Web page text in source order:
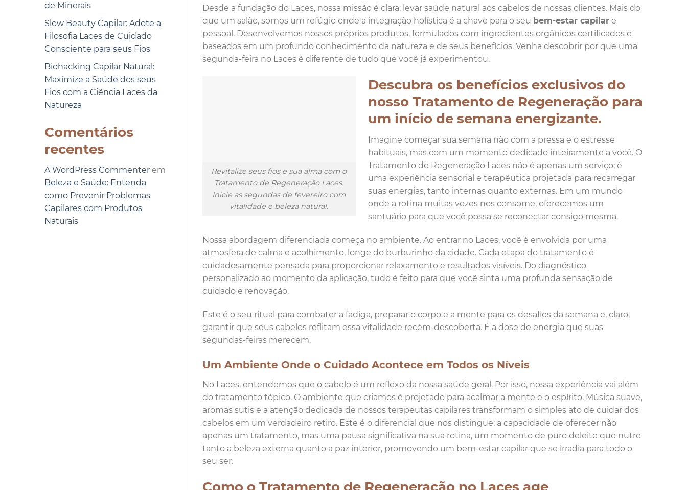
de Minerais
Slow Beauty Capilar: Adote a
Filosofia Laces de Cuidado
Consciente para seus Fios
Biohacking Capilar Natural:
Maximize a Saúde dos seus
Fios com a Ciência Laces da
Natureza
Comentários
recentes
A WordPress Commenter em
Beleza e Saúde: Entenda
como Prevenir Problemas
Capilares com Produtos
Naturais
Desde a fundação do Laces, nossa missão é clara: levar saúde natural aos cabelos de nossas clientes. Mais do
que um salão, somos um refúgio onde a integração holística é a chave para o seu bem-estar capilare
pessoal. Desenvolvemos nossos próprios produtos, formulados com ingredientes orgânicos certificados e
baseados em um profundo conhecimento da natureza e de seus benefícios. Venha descobrir por que uma
segunda-feira no Laces é diferente de tudo que você já experimentou.
Revitalize seus fios e sua alma com o
Tratamento de Regeneração Laces.
Inicie as segundas de fevereiro com
vitalidade e beleza natural.
Descubra os benefícios exclusivos do
nosso Tratamento de Regeneração para
um início de semana energizante.
Imagine começar sua semana não com a pressa e o estresse
habituais, mas com um momento dedicado inteiramente a você. O
Tratamento de Regeneração Laces não é apenas um serviço; é
uma experiência sensorial e terapêutica projetada para recarregar
suas energias, tanto internas quanto externas. Em um mundo
onde a rotina muitas vezes nos consome, oferecemos um
santuário para que você possa se reconectar consigo mesma.
Nossa abordagem diferenciada começa no ambiente. Ao entrar no Laces, você é envolvida por uma
atmosfera de calma e acolhimento, longe do burburinho da cidade. Cada etapa do tratamento é
cuidadosamente pensada para proporcionar relaxamento e resultados visíveis. Do diagnóstico
personalizado ao momento da aplicação, tudo é feito para que você sinta uma profunda sensação de
cuidado e renovação.
Este é o seu ritual para combater a fadiga, preparar o corpo e a mente para os desafios da semana e, claro,
garantir que seus cabelos reflitam essa vitalidade recém-descoberta. É a dose de energia que suas
segundas-feiras merecem.
Um Ambiente Onde o Cuidado Acontece em Todos os Níveis
No Laces, entendemos que o cabelo é um reflexo da nossa saúde geral. Por isso, nossa experiência vai além
do tratamento tópico. O ambiente que criamos é projetado para acalmar a mente e o espírito. Música suave,
aromas sutis e a atenção dedicada de nossos terapeutas capilares transformam o simples ato de cuidar dos
cabelos em um verdadeiro retiro. Este é o diferencial que nos distingue: a capacidade de oferecer não
apenas um tratamento, mas uma pausa significativa na sua rotina, um momento de puro deleite que nutre
tanto a beleza externa quanto a paz interior, promovendo um bem-estar capilar que se irradia para todo o
seu ser.
Como o Tratamento de Regeneração no Laces age